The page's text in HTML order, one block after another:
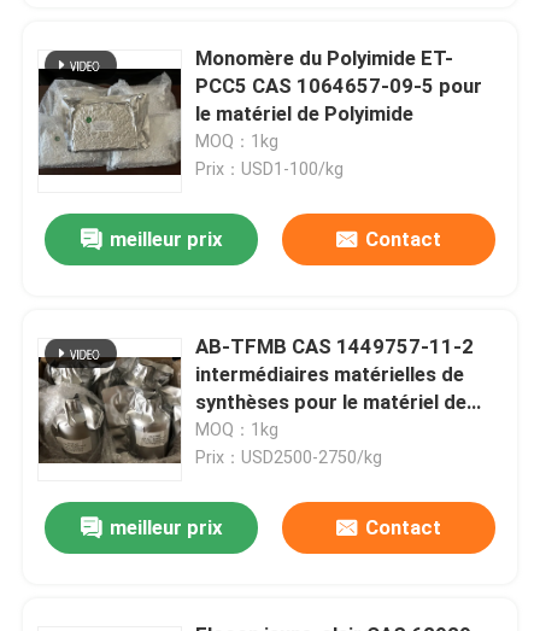
Monomère du Polyimide ET-
PCC5 CAS 1064657-09-5 pour
le matériel de Polyimide
MOQ：1kg
Prix：USD1-100/kg
meilleur prix Contact
AB-TFMB CAS 1449757-11-2
intermédiaires matérielles de
synthèses pour le matériel de
Polyimide
MOQ：1kg
Prix：USD2500-2750/kg
meilleur prix Contact